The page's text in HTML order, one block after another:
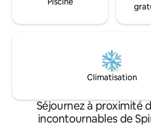
Climatisation
Séjournez à proximité
incontournables de